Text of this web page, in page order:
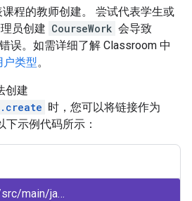
程的教师创建。 尝试代表学生或
员创建 CourseWork 会导致
错误。如需详细了解 Classroom 中
户类型。
创建
时，您可以将链接作为
下示例代码所示：
classroom/snippets/src/main/java/CreateCourseWork.java